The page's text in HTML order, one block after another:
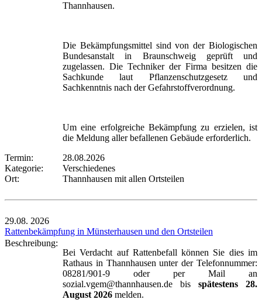
Thannhausen.
Die Bekämpfungsmittel sind von der Biologischen
Bundesanstalt in Braunschweig geprüft und
zugelassen. Die Techniker der Firma besitzen die
Sachkunde laut Pflanzenschutzgesetz und
Sachkenntnis nach der Gefahrstoffverordnung.
Um eine erfolgreiche Bekämpfung zu erzielen, ist
die Meldung aller befallenen Gebäude erforderlich.
Termin:
28.08.2026
Kategorie:
Verschiedenes
Ort:
Thannhausen mit allen Ortsteilen
29.08. 2026
Rattenbekämpfung in Münsterhausen und den Ortsteilen
Beschreibung:
Bei Verdacht auf Rattenbefall können Sie dies im
Rathaus in Thannhausen unter der Telefonnummer:
08281/901-9 oder per Mail an
sozial.vgem@thannhausen.de bis spätestens 28.
August 2026 melden.